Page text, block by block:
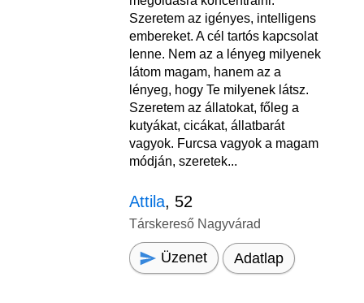
Szeretem az igényes, intelligens
embereket. A cél tartós kapcsolat
lenne. Nem az a lényeg milyenek
látom magam, hanem az a
lényeg, hogy Te milyenek látsz.
Szeretem az állatokat, főleg a
kutyákat, cicákat, állatbarát
vagyok. Furcsa vagyok a magam
módján, szeretek...
Attila, 52
Társkereső Nagyvárad
Üzenet Adatlap